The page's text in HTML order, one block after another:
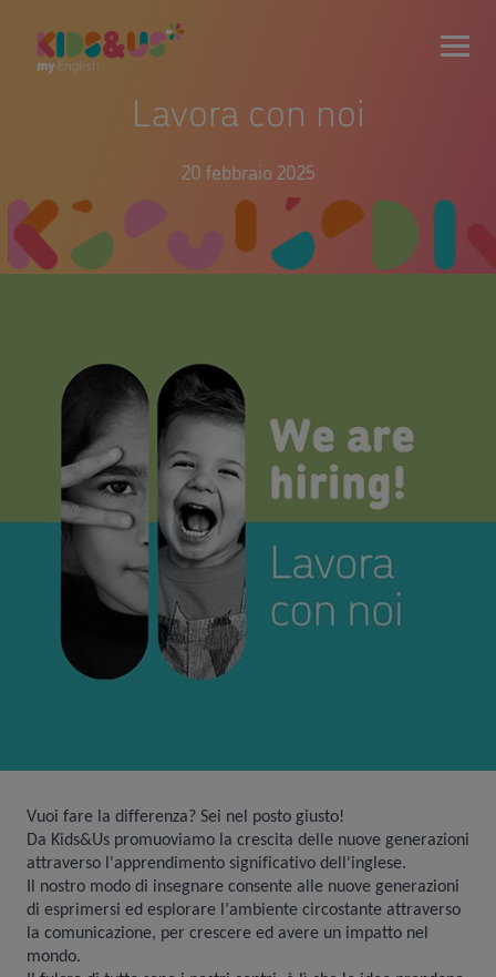
Lavora con noi
20 febbraio 2025
Vuoi fare la differenza? Sei nel posto giusto!
Da Kids&Us promuoviamo la crescita delle nuove generazioni
attraverso l'apprendimento significativo dell'inglese.
Il nostro modo di insegnare consente alle nuove generazioni
di esprimersi ed esplorare l’ambiente circostante attraverso
la comunicazione, per crescere ed avere un impatto nel
mondo.